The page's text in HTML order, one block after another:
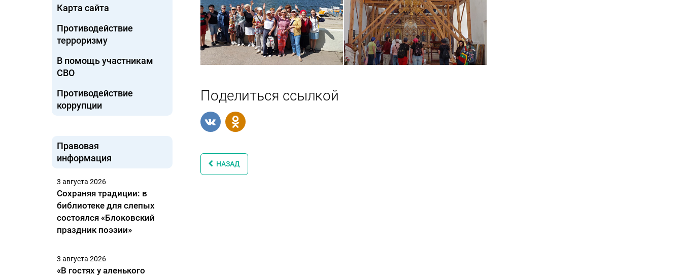
Карта сайта
Противодействие
терроризму
В помощь участникам
СВО
Противодействие
коррупции
Правовая
информация
3 августа 2026
Сохраняя традиции: в
библиотеке для слепых
состоялся «Блоковский
праздник поэзии»
3 августа 2026
«В гостях у аленького
Поделиться ссылкой
НАЗАД